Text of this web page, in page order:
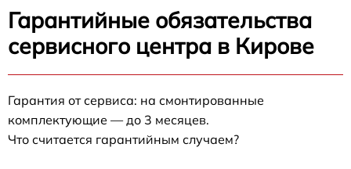
Гарантийные обязательства
сервисного центра в Кирове
Гарантия от сервиса: на смонтированные
комплектующие — до 3 месяцев.
Что считается гарантийным случаем?